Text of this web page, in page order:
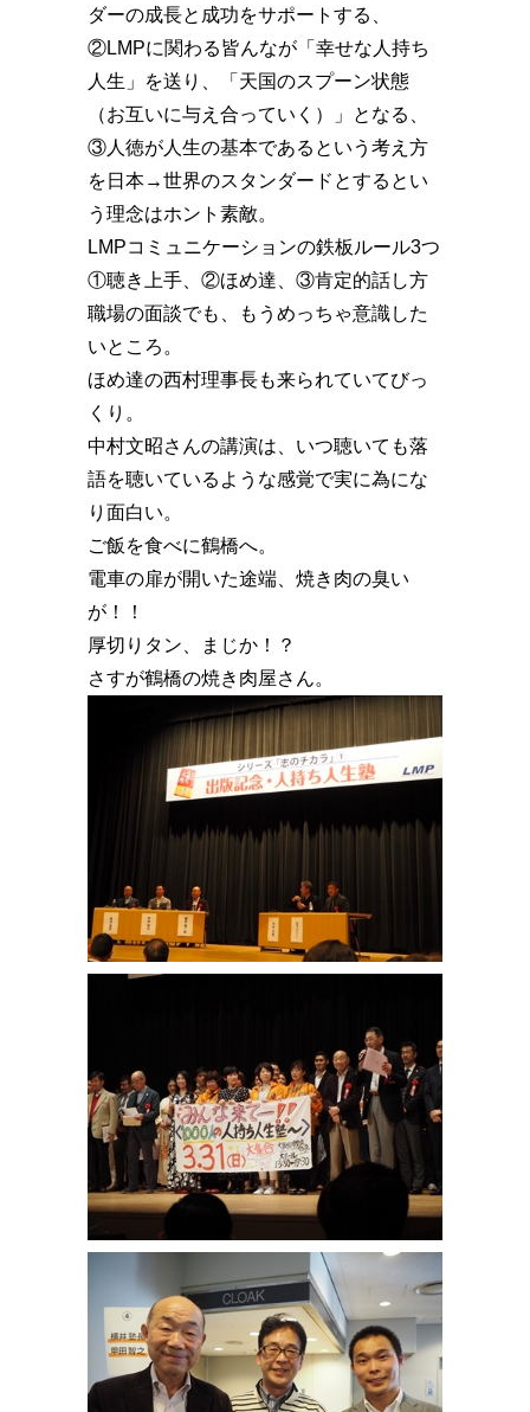
ダーの成長と成功をサポートする、
②LMPに関わる皆んなが「幸せな人持ち
人生」を送り、「天国のスプーン状態
（お互いに与え合っていく）」となる、
③人徳が人生の基本であるという考え方
を日本→世界のスタンダードとするとい
う理念はホント素敵。
LMPコミュニケーションの鉄板ルール3つ
①聴き上手、②ほめ達、③肯定的話し方
職場の面談でも、もうめっちゃ意識した
いところ。
ほめ達の西村理事長も来られていてびっ
くり。
中村文昭さんの講演は、いつ聴いても落
語を聴いているような感覚で実に為にな
り面白い。
ご飯を食べに鶴橋へ。
電車の扉が開いた途端、焼き肉の臭い
が！！️
厚切りタン、まじか！？️
さすが鶴橋の焼き肉屋さん。